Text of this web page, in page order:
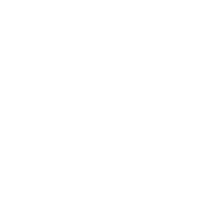
Wischgesten.